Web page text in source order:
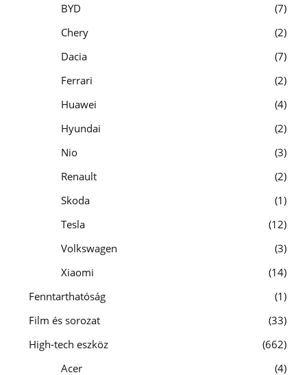
BYD
7
Chery
2
Dacia
7
Ferrari
2
Huawei
4
Hyundai
2
Nio
3
Renault
2
Skoda
1
Tesla
12
Volkswagen
3
Xiaomi
14
Fenntarthatóság
1
Film és sorozat
33
High-tech eszköz
662
Acer
4